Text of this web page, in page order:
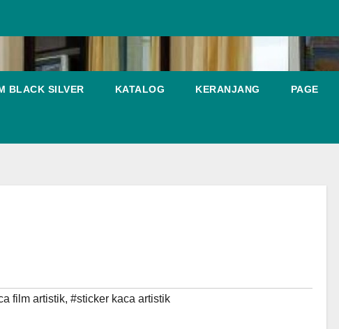
BLACK SILVER KATALOG KERANJANG PAGE
film artistik, #sticker kaca artistik